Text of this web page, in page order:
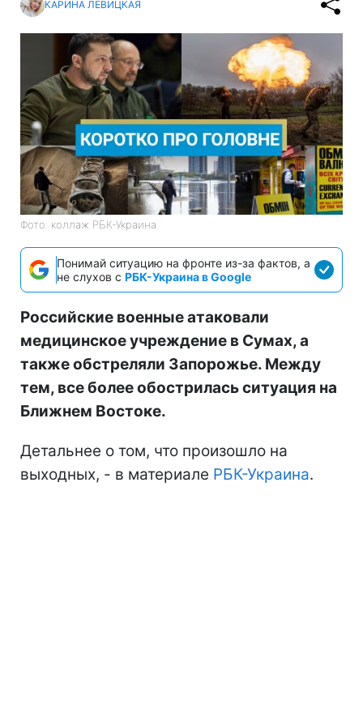
КАРИНА ЛЕВИЦКАЯ
Фото: коллаж РБК-Украина
Понимай ситуацию на фронте из-за фактов, а
не слухов с РБК-Украина в Google
Российские военные атаковали
медицинское учреждение в Сумах, а
также обстреляли Запорожье. Между
тем, все более обострилась ситуация на
Ближнем Востоке.
Детальнее о том, что произошло на
выходных, - в материале РБК-Украина.